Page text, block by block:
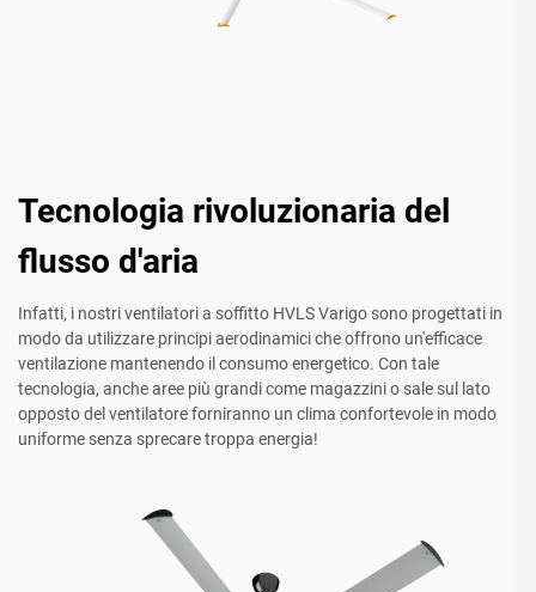
Tecnologia rivoluzionaria del
flusso d'aria
Infatti, i nostri ventilatori a soffitto HVLS Varigo sono progettati in
modo da utilizzare principi aerodinamici che offrono un'efficace
ventilazione mantenendo il consumo energetico. Con tale
tecnologia, anche aree più grandi come magazzini o sale sul lato
opposto del ventilatore forniranno un clima confortevole in modo
uniforme senza sprecare troppa energia!